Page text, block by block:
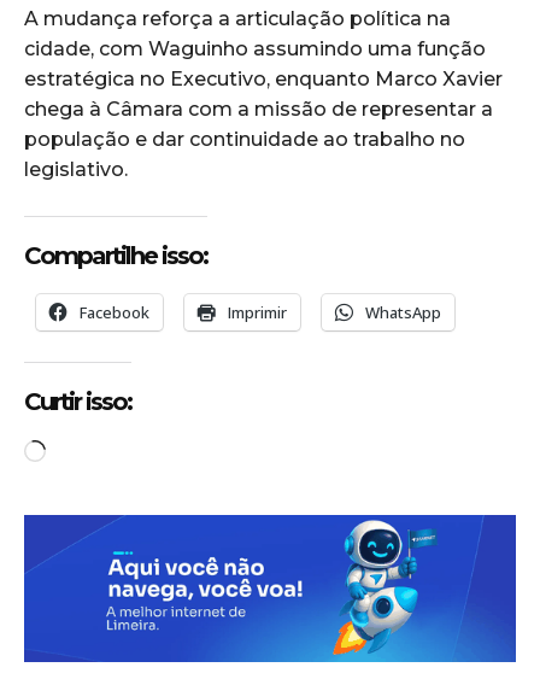
A mudança reforça a articulação política na
cidade, com Waguinho assumindo uma função
estratégica no Executivo, enquanto Marco Xavier
chega à Câmara com a missão de representar a
população e dar continuidade ao trabalho no
legislativo.
Compartilhe isso:
Facebook Imprimir WhatsApp
Curtir isso:
C
r
n